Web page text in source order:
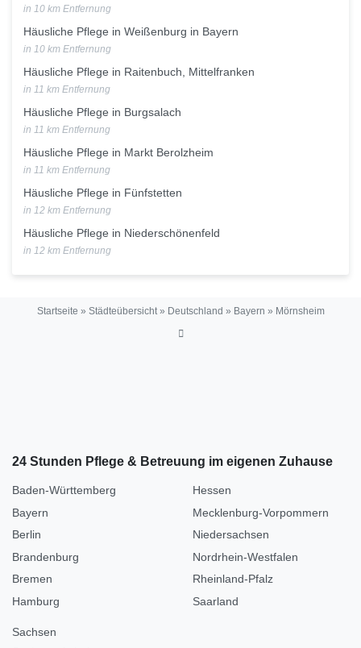
in 10 km Entfernung
Häusliche Pflege in Weißenburg in Bayern
in 10 km Entfernung
Häusliche Pflege in Raitenbuch, Mittelfranken
in 11 km Entfernung
Häusliche Pflege in Burgsalach
in 11 km Entfernung
Häusliche Pflege in Markt Berolzheim
in 11 km Entfernung
Häusliche Pflege in Fünfstetten
in 12 km Entfernung
Häusliche Pflege in Niederschönenfeld
in 12 km Entfernung
Startseite » Städteübersicht» Deutschland » Bayern » Mörnsheim
24 Stunden Pflege & Betreuung im eigenen Zuhause
Baden-Württemberg
Bayern
Berlin
Brandenburg
Bremen
Hamburg
Hessen
Mecklenburg-Vorpommern
Niedersachsen
Nordrhein-Westfalen
Rheinland-Pfalz
Saarland
Sachsen